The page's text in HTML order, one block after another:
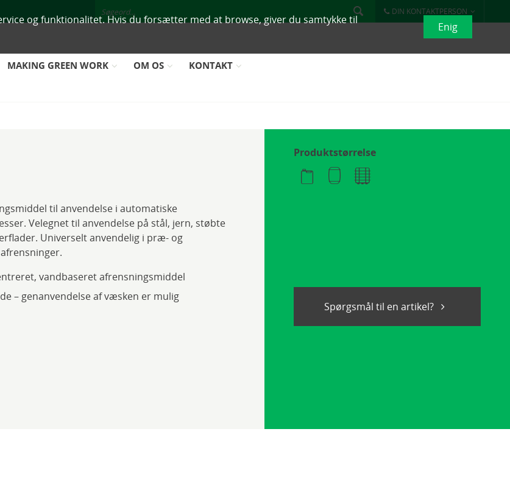
og funktionalitet. Hvis du forsætter med at browse, giver du samtykke til
Enig
DIN KONTAKTPERSON
MAKING GREEN WORK OM OS KONTAKT
til anvendelse i automatiske
Velegnet til anvendelse på stål, jern, støbte
Universelt anvendelig i præ- og
vandbaseret afrensningsmiddel
– genanvendelse af væsken er mulig
Produktstørrelse
Spørgsmål til en artikel?